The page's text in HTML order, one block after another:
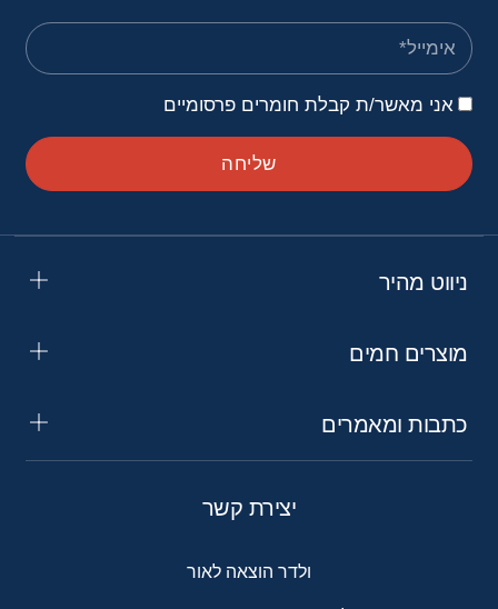
אני מאשר/ת קבלת חומרים פרסומיים
שליחה
ניווט מהיר
מוצרים חמים
כתבות ומאמרים
יצירת קשר
ולדר הוצאה לאור